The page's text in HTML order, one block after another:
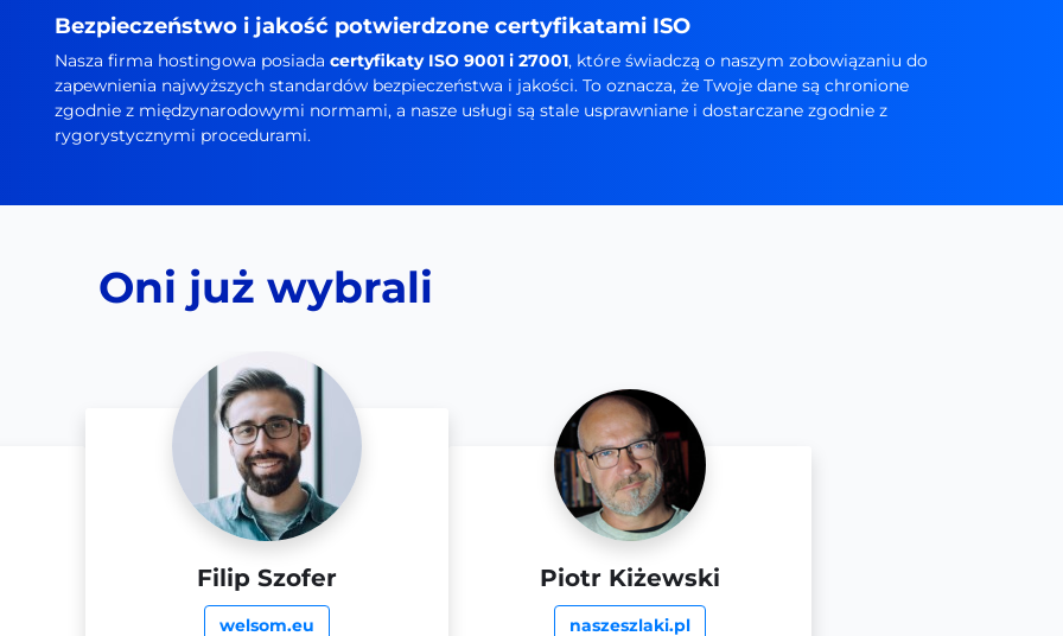
Bezpieczeństwo i jakość potwierdzone certyfikatami ISO
Nasza firma hostingowa posiada certyfikaty ISO 9001 i 27001, które świadczą o naszym zobowiązaniu do
zapewnienia najwyższych standardów bezpieczeństwa i jakości. To oznacza, że Twoje dane są chronione
zgodnie z międzynarodowymi normami, a nasze usługi są stale usprawniane i dostarczane zgodnie z
rygorystycznymi procedurami.
Oni już wybrali
Filip Szofer
welsom.eu
Piotr Kiżewski
naszeszlaki.pl